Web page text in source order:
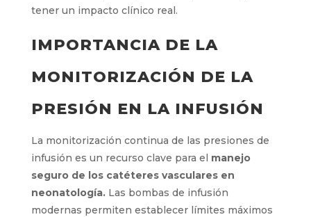
tener un impacto clínico real.
IMPORTANCIA DE LA
MONITORIZACIÓN DE LA
PRESIÓN EN LA INFUSIÓN
La monitorización continua de las presiones de
infusión es un recurso clave para el manejo
seguro de los catéteres vasculares en
neonatología.Las bombas de infusión
modernas permiten establecer límites máximos